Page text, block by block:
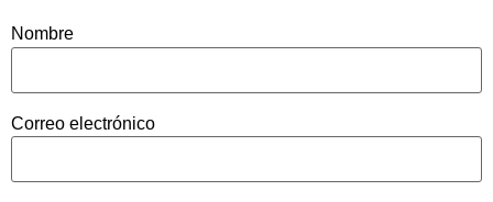
Nombre
Correo electrónico